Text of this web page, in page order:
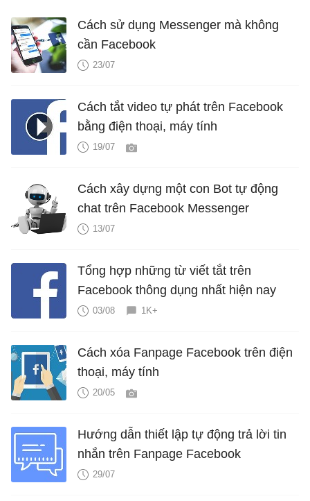
Cách sử dụng Messenger mà không
cần Facebook
23/07
Cách tắt video tự phát trên Facebook
bằng điện thoại, máy tính
19/07
Cách xây dựng một con Bot tự động
chat trên Facebook Messenger
13/07
Tổng hợp những từ viết tắt trên
Facebook thông dụng nhất hiện nay
03/08 1K+
Cách xóa Fanpage Facebook trên điện
thoại, máy tính
20/05
Hướng dẫn thiết lập tự động trả lời tin
nhắn trên Fanpage Facebook
29/07